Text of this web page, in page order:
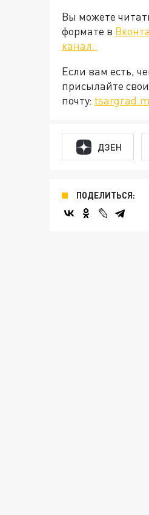
Вы можете
формате в
канал.
Если вам есть,
присылайте
почту:
ДЗЕН
ПОДЕЛИТЬСЯ: